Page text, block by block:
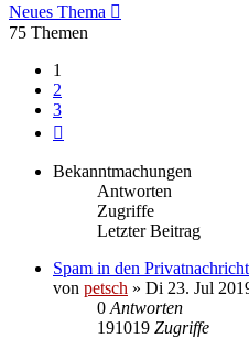
Neues Thema
75 Themen
1
2
3
Bekanntmachungen
Antworten
Zugriffe
Letzter Beitrag
Spam in den
von petsch » Di 23. Jul
0 Antworten
191019 Zugriffe